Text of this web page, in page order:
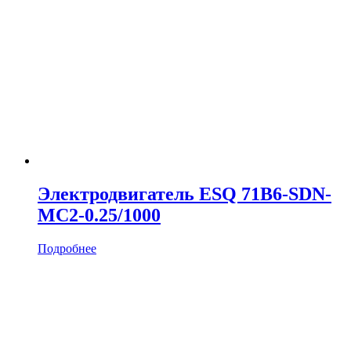
Электродвигатель ESQ 71B6-SDN-
MC2-0.25/1000
Подробнее